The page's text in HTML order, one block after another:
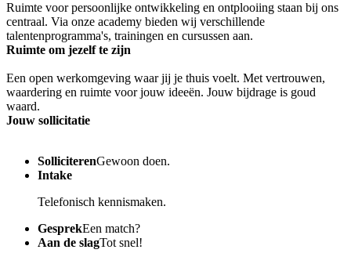
Ruimte voor persoonlijke ontwikkeling en ontplooiing staan bij ons
centraal. Via onze academy bieden wij verschillende
talentenprogramma's, trainingen en cursussen aan.
Ruimte om jezelf te zijn
Een open werkomgeving waar jij je thuis voelt. Met vertrouwen,
waardering en ruimte voor jouw ideeën. Jouw bijdrage is goud
waard.
Jouw sollicitatie
SolliciterenGewoon doen.
Intake
Telefonisch kennismaken.
GesprekEen match?
Aan de slagTot snel!